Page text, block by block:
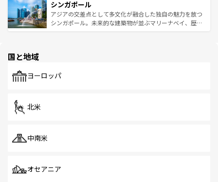
参照してほしい。
激する。気候は一年中温暖で、どの季節にも異なる楽しみ
が待っている。親しみやすいタイの人々、仏教を中心とし
た文化、そして多様な観光資源が、訪れる旅人を魅了し続
み、どこを訪れても感動するはず。観光スポットが密集し
ており、効率よく見どころを回れるのも魅力。息をのむよ
うな絶景から文化的な体験まで、香港を存分に楽しみ尽く
シンガポール
アジアの交差点として多文化が融合した独自の魅力を放つ
シンガポール。未来的な建築物が並ぶマリーナベイ、歴史
で、ホーカーズは地元の風情を楽しめる外せないスポット
国と地域
ヨーロッパ
北米
中南米
オセアニア